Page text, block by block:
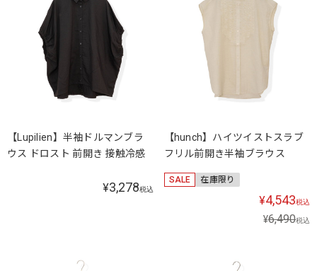
【Lupilien】半袖ドルマンブラ
ウス ドロスト 前開き 接触冷感
¥3,278税込
【hunch】ハイツイストスラブ
フリル前開き半袖ブラウス
SALE 在庫限り
¥4,543税込
¥6,490税込